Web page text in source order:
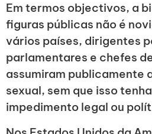
Em termos objectivos, a
figuras públicas não é
vários países, dirigentes
parlamentares e chefes
assumiram publicamente
sexual, sem que isso
impedimento legal ou